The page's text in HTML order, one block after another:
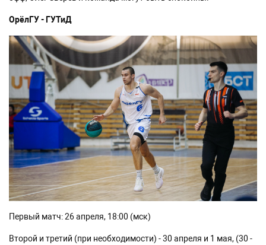
ОрёлГУ - ГУТиД
Первый матч: 26 апреля, 18:00 (мск)
Второй и третий (при необходимости) - 30 апреля и 1 мая, (30 -